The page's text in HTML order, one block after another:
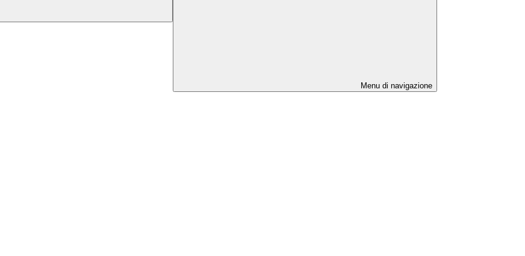
Menu di navigazione